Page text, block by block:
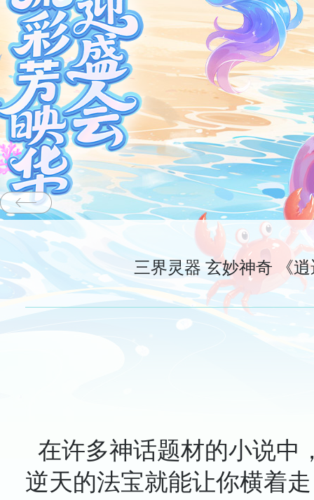
三界灵器 玄妙神奇 《
在许多神话题材的小说中
逆天的法宝就能让你横着